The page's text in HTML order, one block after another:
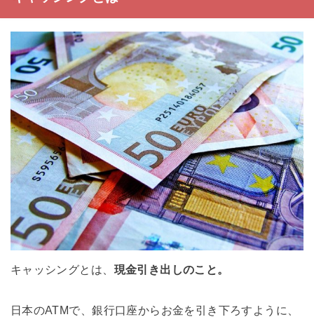
キャッシングとは、 現金引き出しのこと。
日本のATMで、銀行口座からお金を引き下ろすように、